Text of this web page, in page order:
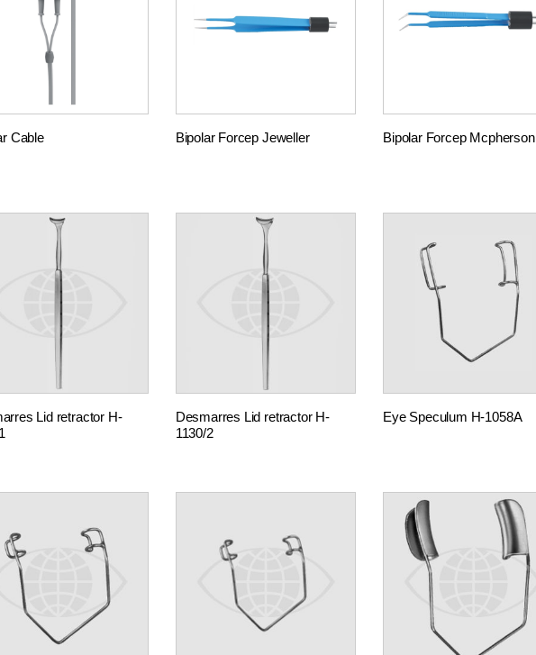
Cable Bipolar Forcep Jeweller Bipolar Forcep Mcpherson
Lid retractor H-
Desmarres Lid retractor H-
1130/2
Eye Speculum H-1058A